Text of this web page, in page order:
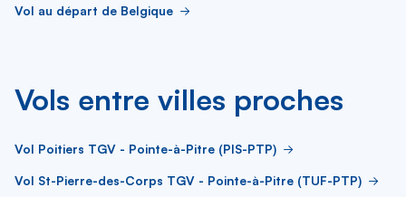
Vol au départ de Belgique
Vols entre villes proches
Vol Poitiers TGV - Pointe-à-Pitre (PIS-PTP)
Vol St-Pierre-des-Corps TGV - Pointe-à-Pitre (TUF-PTP)